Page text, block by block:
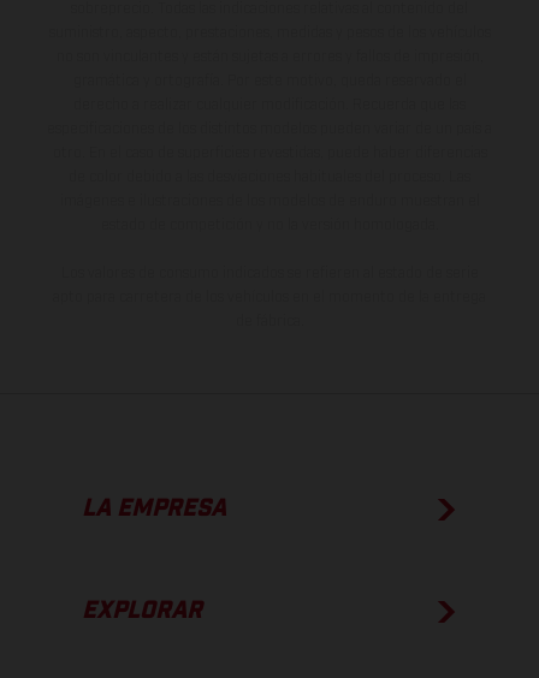
LA EMPRESA
EXPLORAR